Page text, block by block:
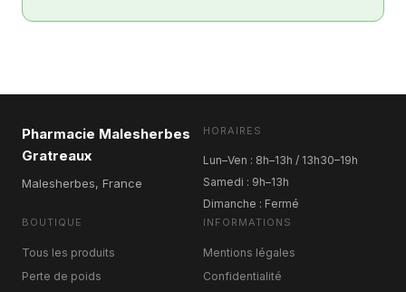
Pharmacie Malesherbes
Gratreaux
Malesherbes, France
HORAIRES
Lun–Ven : 8h–13h / 13h30–19h
Samedi : 9h–13h
Dimanche : Fermé
BOUTIQUE
Tous les produits
Perte de poids
INFORMATIONS
Mentions légales
Confidentialité